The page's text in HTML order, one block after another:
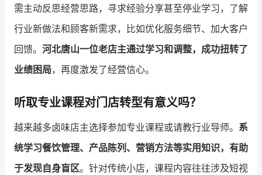
入驻有赞 认证代理商
认证服务商 设计服务商
有赞云 数据通服务
需主动反思经营思路，寻求经验分享甚至停业学习，了解
行业新做法和顾客新需求，比如优化服务细节、加大客户
回馈。 河北唐山一位老店主通过学习和调整，成功扭转了
业绩困局，再度激发了经营信心。
听取专业课程对门店转型有意义吗？
越来越多卤味店主选择参加专业课程或请教行业导师。 系
统学习餐饮管理、产品陈列、营销方法等实用知识，有助
于发现自身盲区。针对传统小店，课程内容往往涉及短视